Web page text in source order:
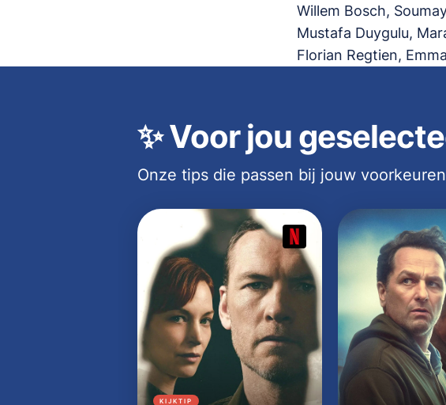
Willem Bosch,
Mustafa Duygulu,
Florian Regtien,
✨Voor jou
Onze tips die passen bij jouw
KIJKTIP